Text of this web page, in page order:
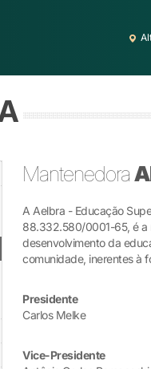
Mantenedora
A Aelbra - Educação
88.332.580/0001-65, é a
desenvolvimento da
comunidade, inerentes à
Presidente
Carlos Melke
Vice-Presidente